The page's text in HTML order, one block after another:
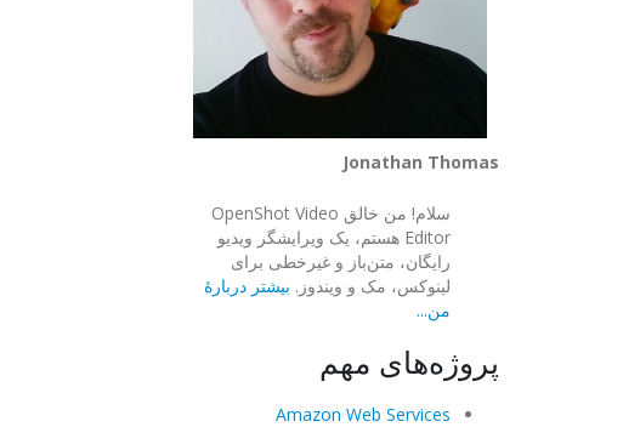
Jonathan Thomas
سلام! من خالق OpenShot Video
Editor هستم، یک ویرایشگر ویدیو
رایگان، متن‌باز و غیرخطی برای
لینوکس، مک و ویندوز. بیشتر دربارهٔ
من...
پروژه‌های مهم
Amazon Web Services